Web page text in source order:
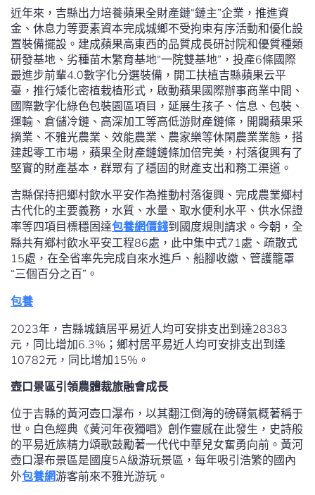
近年來，吉縣出力培養蘋果全財產鏈“鏈主”企業，推進資
金、休息力等要素資本完成城鄉不受拘束有序活動和優化設
置裝備擺設。建成蘋果高東西的品質成長研討院和優質種類
研發基地、劣種苗木繁育基地“一院雙基地”，投產6條國際
最進步前輩4.0數字化分選裝備，開工扶植吉縣蘋果云平
臺，推行矮化密植栽植形式，啟動蘋果國際辦事商業中間、
國際數字化綠色包裝園區項目，延展生孩子、信息、包裝、
運輸、倉儲冷鏈、高深加工等高低游財產鏈條，開闢蘋果采
摘業、不雅光農業、效能農業、農家樂等休閑農業業態，搭
建起零工市場，蘋果全財產鏈鏈條加倍完美，村落復興有了
堅實的財產基本，群眾有了穩固的財產支出和務工渠道。
吉縣保持把鄉村飲水平安作為推動村落復興、完成農業鄉村
古代化的主要義務，水質、水量、取水便利水平、供水保證
率等四項目標穩固達包養網價錢到國度規則請求。今朝，全
縣共有鄉村飲水平安工程86處，此中集中式71處、疏散式
15處，在全省率先完成自來水進戶、船腳收繳、管護籠罩
“三個百分之百”。
包養
2023年，吉縣城鎮居平易近人均可安排支出到達28383
元，同比增加6.3%；鄉村居平易近人均可安排支出到達
10782元，同比增加15%。
壺口景區引領農體裁旅融會成長
位于吉縣的黃河壺口瀑布，以其翻江倒海的磅礴氣概著稱于
世。白色經典《黃河年夜獨唱》創作靈感在此發生，史詩般
的平易近族精力頌歌鼓勵著一代代中華兒女奮勇向前。黃河
壺口瀑布景區是國度5A級游玩景區，每年吸引浩繁的國內
外包養網游客前來不雅光游玩。